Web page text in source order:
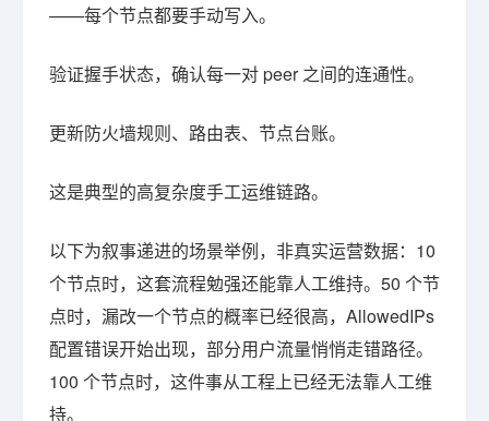
——每个节点都要手动写入。
验证握手状态，确认每一对 peer 之间的连通性。
更新防火墙规则、路由表、节点台账。
这是典型的高复杂度手工运维链路。
以下为叙事递进的场景举例，非真实运营数据：10
个节点时，这套流程勉强还能靠人工维持。50 个节
点时，漏改一个节点的概率已经很高，AllowedIPs
配置错误开始出现，部分用户流量悄悄走错路径。
100 个节点时，这件事从工程上已经无法靠人工维
持。